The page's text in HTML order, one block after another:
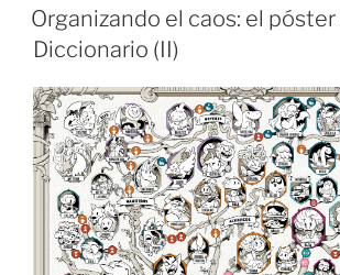
EL
Organizando el caos: el póster
Diccionario (II)